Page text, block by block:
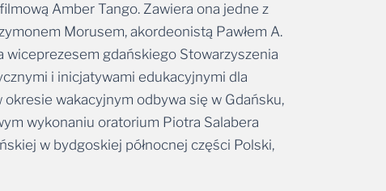
Amber Tango. Zawiera ona jedne z
Morusem, akordeonistą Pawłem A.
wiceprezesem gdańskiego Stowarzyszenia
i inicjatywami edukacyjnymi dla
okresie wakacyjnym odbywa się w Gdańsku,
wykonaniu oratorium Piotra Salabera
w bydgoskiej północnej części Polski,